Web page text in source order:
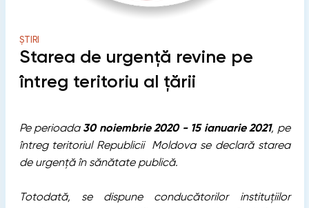
ȘTIRI
Starea de urgență revine pe
întreg teritoriu al țării
Pe perioada 30 noiembrie 2020 - 15 ianuarie 2021, pe
întreg teritoriul Republicii Moldova se declară starea
de urgenţă în sănătate publică.
Totodată, se dispune conducătorilor instituţiilor